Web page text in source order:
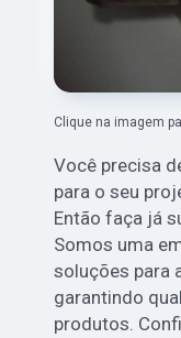
Clique na imagem
Você precisa
para o seu
Então faça já
Somos uma
soluções para
garantindo
produtos.